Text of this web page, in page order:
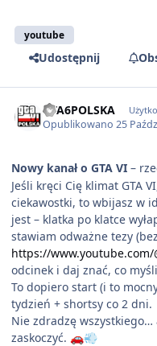
youtube
Udostępnij
GTA6POLSKA
Opublikowano25
Nowy kanał o GTA VI –
Jeśli kręci Cię klimat GTA
ciekawostki, to wbijasz w
jest – klatka po klatce
stawiam odważne tezy
https://www.youtube.com/
odcinek i daj znać, co
To dopiero start (i to
tydzień + shortsy co 2 dni.
Nie zdradzę wszystkiego…
zaskoczyć. 🚗💨